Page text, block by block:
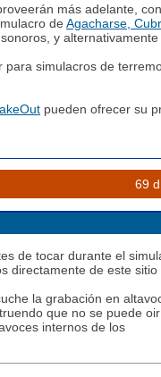
más adelante,
de Agacharse,
y
para simulacros de
pueden ofrecer su
69
de tocar durante el
directamente de este sitio
la grabación en
que no se puede
internos de los